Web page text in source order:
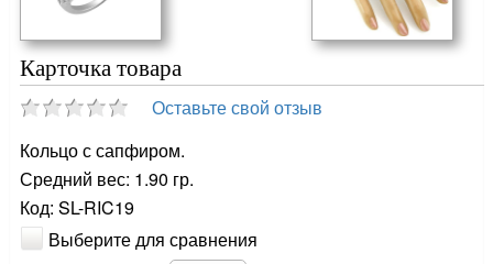
Карточка товара
Оставьте свой отзыв
Кольцо с сапфиром.
Средний вес: 1.90 гр.
Код: SL-RIC19
Выберите для сравнения